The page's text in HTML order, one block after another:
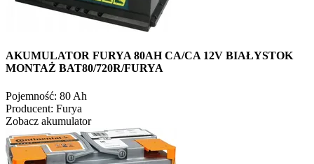
AKUMULATOR FURYA 80AH CA/CA 12V BIAŁYSTOK
MONTAŻ BAT80/720R/FURYA
Pojemność: 80 Ah
Producent: Furya
Zobacz akumulator